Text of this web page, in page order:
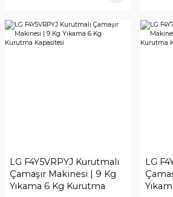
LG F4Y5VRPYJ Kurutmalı
Çamaşır Makinesi | 9 Kg
Yıkama 6 Kg Kurutma
LG